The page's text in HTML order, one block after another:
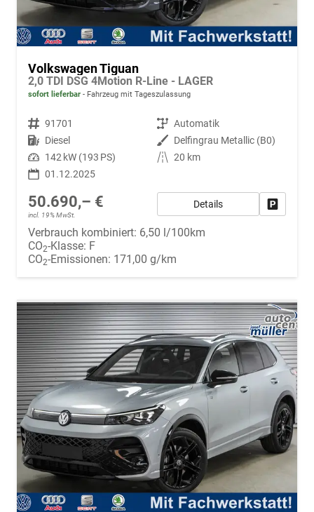
Volkswagen Tiguan
2,0 TDI DSG 4Motion R-Line - LAGER
sofort lieferbar Fahrzeug mit Tageszulassung
Fahrzeugnr. 91701 Getriebe Automatik
Kraftstoff Diesel Außenfarbe Delfingrau Metallic (B0)
Leistung 142 kW (193 PS) Kilometerstand 20 km
01.12.2025
50.690,– €
incl. 19% MwSt.
Details
Verbrauch kombiniert: 6,50 l/100km
CO2-Klasse: F
CO2-Emissionen: 171,00 g/km